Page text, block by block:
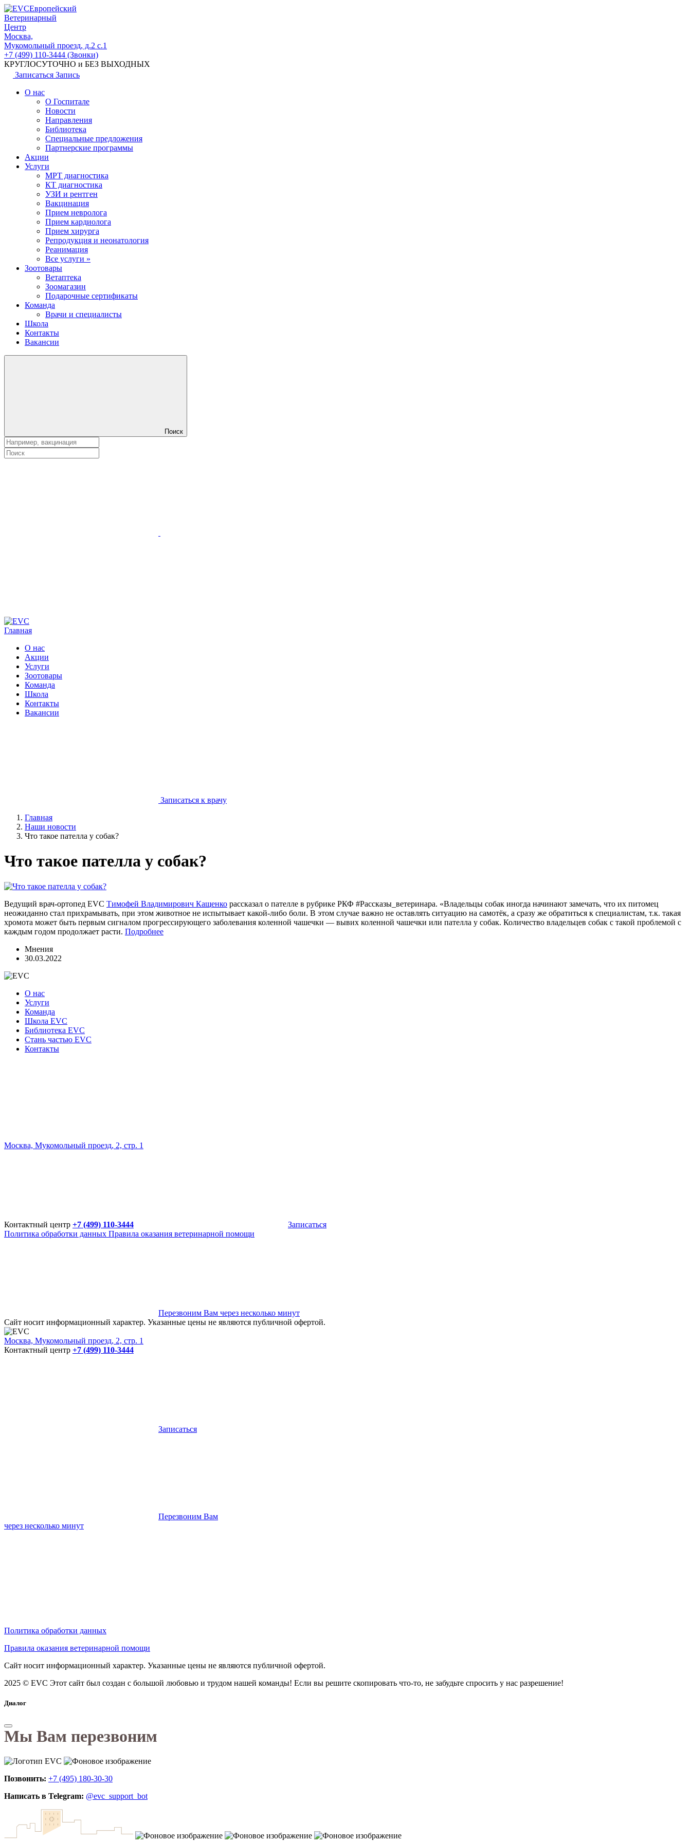
Европейский
Ветеринарный
Центр
Москва,
Мукомольный проезд, д.2 с.1
+7 (499) 110-3444 (Звонки)
КРУГЛОСУТОЧНО и БЕЗ ВЫХОДНЫХ
Записаться Запись
О нас
О Госпитале
Новости
Направления
Библиотека
Специальные предложения
Партнерские программы
Акции
Услуги
МРТ диагностика
КТ диагностика
УЗИ и рентген
Вакцинация
Прием невролога
Прием кардиолога
Прием хирурга
Репродукция и неонатология
Реанимация
Все услуги »
Зоотовары
Ветаптека
Зоомагазин
Подарочные сертификаты
Команда
Врачи и специалисты
Школа
Контакты
Вакансии
Поиск
Главная
О нас
Акции
Услуги
Зоотовары
Команда
Школа
Контакты
Вакансии
Записаться к врачу
Главная
Наши новости
Что такое пателла у собак?
Что такое пателла у собак?
Ведущий врач-ортопед EVC Тимофей Владимирович Кащенко рассказал о пателле в рубрике РКФ #Рассказы_ветеринара. «Владельцы собак иногда начинают замечать, что их питомец
неожиданно стал прихрамывать, при этом животное не испытывает какой-либо боли. В этом случае важно не оставлять ситуацию на самотёк, а сразу же обратиться к специалистам, т.к. такая
хромота может быть первым сигналом прогрессирующего заболевания коленной чашечки — вывих коленной чашечки или пателла у собак. Количество владельцев собак с такой проблемой с
каждым годом продолжает расти. Подробнее
Мнения
30.03.2022
О нас
Услуги
Команда
Школа EVC
Библиотека EVC
Стань частью EVC
Контакты
Москва, Мукомольный проезд, 2, стр. 1
Контактный центр +7 (499) 110-3444
Записаться
Политика обработки данных Правила оказания ветеринарной помощи
Перезвоним Вам через несколько минут
Сайт носит информационный характер. Указанные цены не являются публичной офертой.
Москва, Мукомольный проезд, 2, стр. 1
Контактный центр +7 (499) 110-3444
Записаться
Перезвоним Вам
через несколько минут
Политика обработки данных
Правила оказания ветеринарной помощи
Сайт носит информационный характер. Указанные цены не являются публичной офертой.
2025 © EVC Этот сайт был создан с большой любовью и трудом нашей команды! Если вы решите скопировать что-то, не забудьте спросить у нас разрешение!
Диалог
Мы Вам перезвоним
Позвонить: +7 (495) 180-30-30
Написать в Telegram: @evc_support_bot